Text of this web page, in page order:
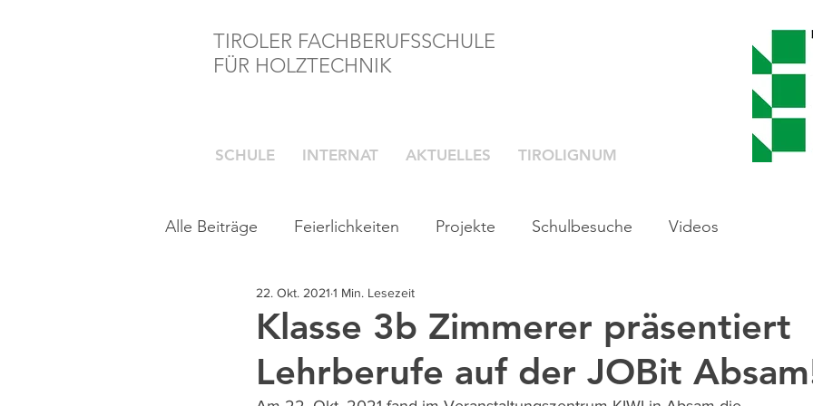
TIROLER FACHBERUFSSCHULE
FÜR HOLZTECHNIK
SCHULE INTERNAT AKTUELLES TIROLIGNUM
Alle Beiträge Feierlichkeiten Projekte Schulbesuche Videos
Klasse 3b Zimmerer präsentiert
Lehrberufe auf der JOBit
22. Okt. 2021 1 Min. Lesezeit